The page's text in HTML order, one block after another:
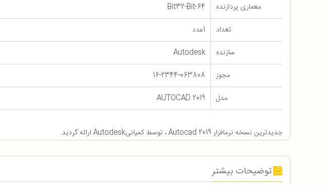
معماری پردازنده
64-Bit32-Bit
تعداد
1عدد
سازنده
Autodesk
مجوز
16-2344-063808
مدل
AUTOCAD 2019
جدیدترین نسخه نرم‎‎افزار Autocad 2019 ، توسط کمپانیAutodesk ارائه گردید.
توضیحات بیشتر